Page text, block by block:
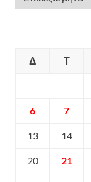
Δ
Τ
6 7
13 14
20 21